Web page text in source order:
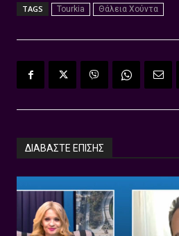
TAGS Tourkia Θάλεια Χούντα
ΔΙΑΒΑΣΤΕ ΕΠΙΣΗΣ